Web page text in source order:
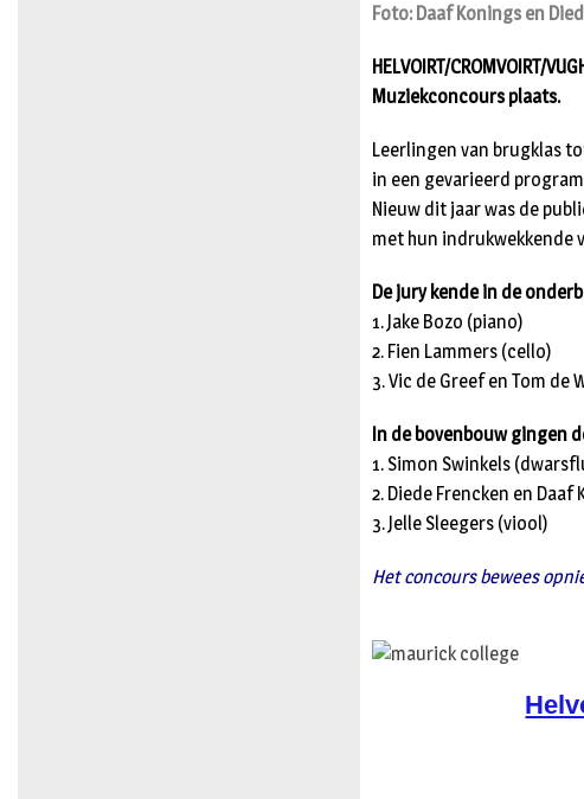
Foto: Daaf Konings en
HELVOIRT/CROMVOIRT/
Muziekconcours plaats.
Leerlingen van brugklas
in een gevarieerd
Nieuw dit jaar was de
met hun indrukwekkende
De jury kende in de
1. Jake Bozo (piano)
2. Fien Lammers (cello)
3. Vic de Greef en Tom de
In de bovenbouw gingen
1. Simon Swinkels
2. Diede Frencken en Daaf
3. Jelle Sleegers (viool)
Het concours bewees